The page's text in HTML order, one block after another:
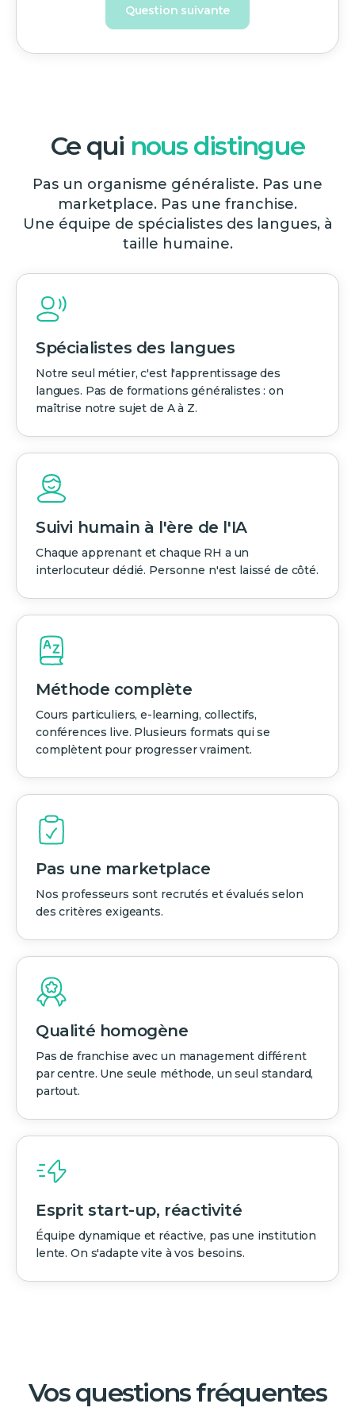
Question suivante
Ce qui nous distingue
Pas un organisme généraliste. Pas une
marketplace. Pas une franchise.
Une équipe de spécialistes des langues, à
taille humaine.
Spécialistes des langues
Notre seul métier, c'est l'apprentissage des
langues. Pas de formations généralistes : on
maîtrise notre sujet de A à Z.
Suivi humain à l'ère de l'IA
Chaque apprenant et chaque RH a un
interlocuteur dédié. Personne n'est laissé de côté.
Méthode complète
Cours particuliers, e-learning, collectifs,
conférences live. Plusieurs formats qui se
complètent pour progresser vraiment.
Pas une marketplace
Nos professeurs sont recrutés et évalués selon
des critères exigeants.
Qualité homogène
Pas de franchise avec un management différent
par centre. Une seule méthode, un seul standard,
partout.
Esprit start-up, réactivité
Équipe dynamique et réactive, pas une institution
lente. On s'adapte vite à vos besoins.
Vos questions fréquentes